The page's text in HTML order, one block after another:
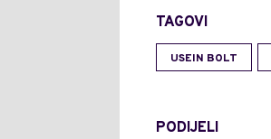
TAGOVI
USEIN BOLT
PODIJELI